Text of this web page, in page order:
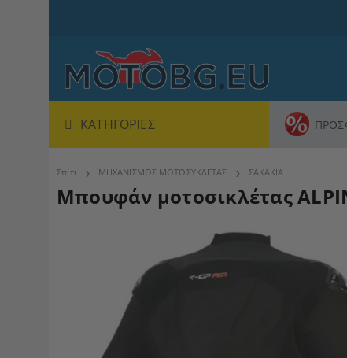
ΚΑΤΗΓΟΡΊΕΣ
Σπίτι ΜΗΧΑΝΙΣΜΟΣ ΜΟΤΟΣΥΚΛΕΤΑΣ ΣΑΚΑΚΙΑ
Μπουφάν μοτοσικλέτας